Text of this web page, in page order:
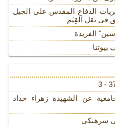
الدفاع المقدس على الجیل
فی نقل القِیَم
الفریدة
عن الشهیدة زهراء حداد
سرهنکی